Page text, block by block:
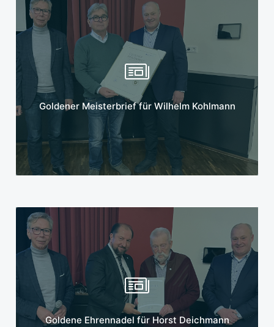
Goldener Meisterbrief für Wilhelm Kohlmann
Mehr erfahren
Goldene Ehrennadel für Horst Deichmann
Mehr erfahren